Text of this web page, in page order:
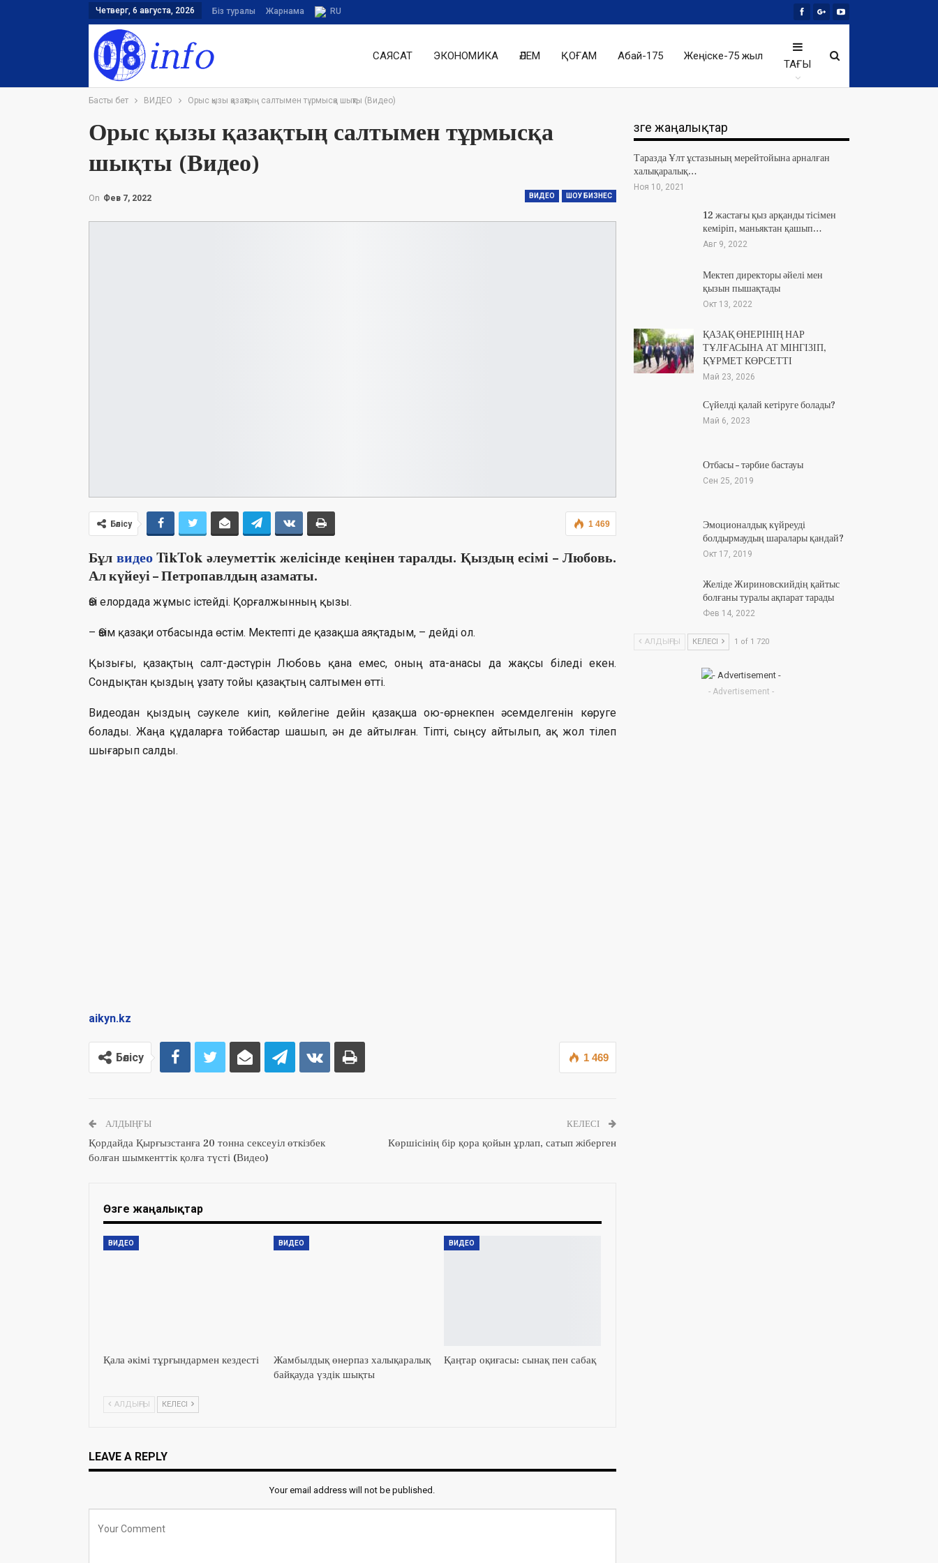
Четверг, 6 августа, 2026 Біз туралы Жарнама RU
САЯСАТ ЭКОНОМИКА ӘЛЕМ ҚОҒАМ Абай-175 Жеңіске-75 жыл
ТАҒЫ
Басты бет ВИДЕО Орыс қызы қазақтың салтымен тұрмысқа шықты (Видео)
Орыс қызы қазақтың салтымен тұрмысқа
шықты (Видео)
ВИДЕО ШОУ БИЗНЕС
On Фев 7, 2022
1 469
Бөлісу
Бұл видеоTikTok әлеуметтік желісінде кеңінен таралды. Қыздың есімі – Любовь.
Ал күйеуі – Петропавлдың азаматы.
Өзі елордада жұмыс істейді. Қорғалжынның қызы.
– Өзім қазақи отбасында өстім. Мектепті де қазақша аяқтадым, – дейді ол.
Қызығы, қазақтың салт-дәстүрін Любовь қана емес, оның ата-анасы да жақсы біледі екен.
Сондықтан қыздың ұзату тойы қазақтың салтымен өтті.
Видеодан қыздың сәукеле киіп, көйлегіне дейін қазақша ою-өрнекпен әсемделгенін көруге
болады. Жаңа құдаларға тойбастар шашып, ән де айтылған. Тіпті, сыңсу айтылып, ақ жол тілеп
шығарып салды.
aikyn.kz
1 469
Бөлісу
АЛДЫҢҒЫ
Қордайда Қырғызстанға 20 тонна сексеуіл өткізбек
болған шымкенттік қолға түсті (Видео)
КЕЛЕСІ
Көршісінің бір қора қойын ұрлап, сатып жіберген
Өзге жаңалықтар
ВИДЕО
Қала әкімі тұрғындармен кездесті
ВИДЕО
Жамбылдық өнерпаз халықаралық
байқауда үздік шықты
ВИДЕО
Қаңтар оқиғасы: сынақ пен сабақ
АЛДЫҢҒЫ КЕЛЕСІ
LEAVE A REPLY
Your email address will not be published.
Өзге жаңалықтар
Таразда Ұлт ұстазының мерейтойына арналған
халықаралық…
Ноя 10, 2021
12 жастағы қыз арқанды тісімен
кеміріп, маньяктан қашып…
Авг 9, 2022
Мектеп директоры әйелі мен
қызын пышақтады
Окт 13, 2022
ҚАЗАҚ ӨНЕРІНІҢ НАР
ТҰЛҒАСЫНА АТ МІНГІЗІП,
ҚҰРМЕТ КӨРСЕТТІ
Май 23, 2026
Сүйелді қалай кетіруге болады?
Май 6, 2023
Отбасы – тәрбие бастауы
Сен 25, 2019
Эмоционалдық күйреуді
болдырмаудың шаралары қандай?
Окт 17, 2019
Желіде Жириновскийдің қайтыс
болғаны туралы ақпарат тарады
Фев 14, 2022
АЛДЫҢҒЫ КЕЛЕСІ 1 of 1 720
- Advertisement -